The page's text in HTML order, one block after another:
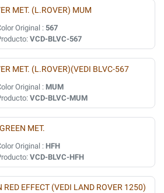
MET. (L.ROVER) MUM
Original :567
VCD-BLVC-567
MET. (L.ROVER)(VEDI BLVC-567
Original : MUM
VCD-BLVC-MUM
MET.
Original : HFH
VCD-BLVC-HFH
RED EFFECT (VEDI LAND ROVER 1250)